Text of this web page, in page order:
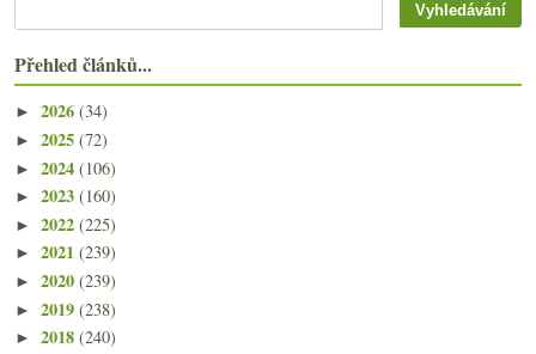
Přehled článků...
► 2026 (34)
► 2025 (72)
► 2024 (106)
► 2023 (160)
► 2022 (225)
► 2021 (239)
► 2020 (239)
► 2019 (238)
► 2018 (240)